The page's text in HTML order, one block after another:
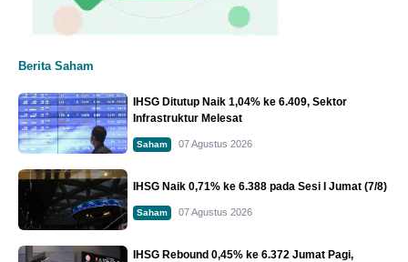
Berita Saham
IHSG Ditutup Naik 1,04% ke 6.409, Sektor
Infrastruktur Melesat
Saham 07 Agustus 2026
IHSG Naik 0,71% ke 6.388 pada Sesi I Jumat (7/8)
Saham 07 Agustus 2026
IHSG Rebound 0,45% ke 6.372 Jumat Pagi,